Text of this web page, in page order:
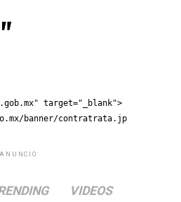
target="_blank">
banner/contratrata.jp
ANUNCIO
VIDEOS